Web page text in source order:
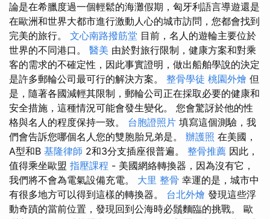
論是在希臘度過一個輕鬆的海灘假期，匈牙利語言導遊還是
在歐洲和世界大都市進行激動人心的城市訪問，您都會找到
完美的旅行。 文心南路撥筋堂 目前，名人的遊輪主要位於
世界的不同港口。 醫美 由於對旅行限制，健康方案和對乘
客的需求的不確定性，因此事實證明，做出船舶學說的決定
是許多郵輪公司最可行的解決方案。 整骨學徒 桃園外燴 但
是，隨著各國減輕其限制，郵輪公司正在採取必要的健康和
安全措施，這種情況可能會發生變化。 您會驚訝於他的性
格與名人的程度保持一致。 台胞證照片 填寫這個測驗，我
們會告訴您哪個名人您的雙胞胎兄弟是。 辦護照 在美國，
A型和B 基隆律師 2和3分支插座很普遍。 整骨推薦 因此，
值得乘坐歐盟 指壓課程 - 美國網絡轉換器，因為沒有它，
我們將不會為電氣設備充電。 大里 整骨 幸運的是，城市中
有很多地方可以得到這樣的轉換器。 台北外燴 發現這些浮
動奇蹟的當前位置，發現回到公海時必鬚麵臨的挑戰。 歐